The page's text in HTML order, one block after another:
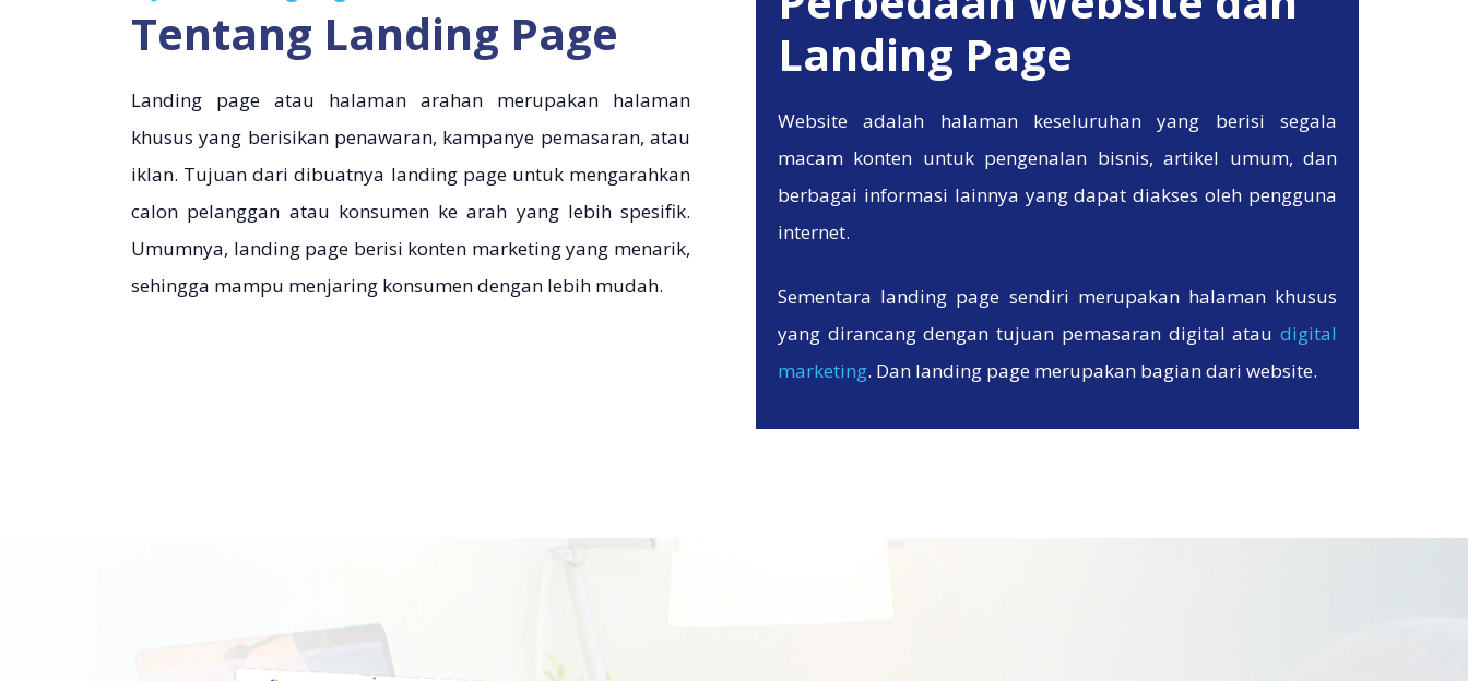
Tentang Landing Page
Landing page atau halaman arahan merupakan halaman
khusus yang berisikan penawaran, kampanye pemasaran, atau
iklan. Tujuan dari dibuatnya landing page untuk mengarahkan
calon pelanggan atau konsumen ke arah yang lebih spesifik.
Umumnya, landing page berisi konten marketing yang menarik,
sehingga mampu menjaring konsumen dengan lebih mudah.
Landing Page
Website adalah halaman keseluruhan yang berisi segala
macam konten untuk pengenalan bisnis, artikel umum, dan
berbagai informasi lainnya yang dapat diakses oleh pengguna
internet.
Sementara landing page sendiri merupakan halaman khusus
yang dirancang dengan tujuan pemasaran digital atau digital
marketing. Dan landing page merupakan bagian dari website.